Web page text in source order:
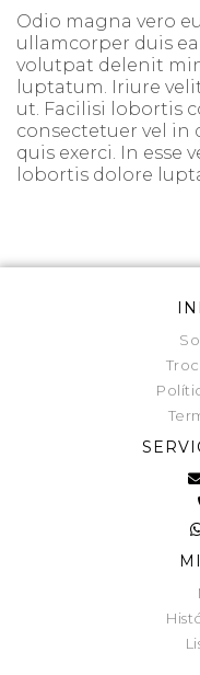
Odio magna vero
ullamcorper duis
volutpat delenit
luptatum. Iriure
ut. Facilisi lobortis
consectetuer vel in
quis exerci. In esse
lobortis dolore